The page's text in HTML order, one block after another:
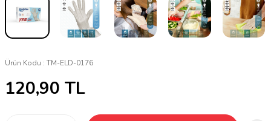
Ürün Kodu : TM-ELD-0176
120,90 TL